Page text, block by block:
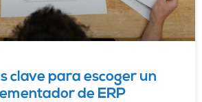
clave para escoger un
de ERP